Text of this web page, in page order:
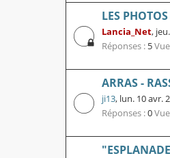
LES
Lancia_Net,
Réponses : 5
ARRAS -
ji13, lun. 10 avr.
Réponses :0